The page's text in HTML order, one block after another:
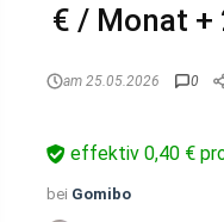
€ / Monat +
am 25.05.2026 0
effektiv 0,40 €
bei Gomibo